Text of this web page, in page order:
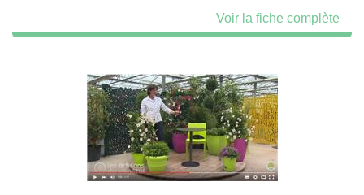
Voir la fiche complète